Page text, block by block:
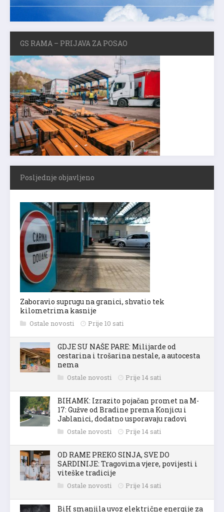
GS RAMA – PRIJAVA ZA POSAO
Posljednje objavljeno
Zaboravio suprugu na granici, shvatio tek
kilometrima kasnije
Ostale novosti Prije 10 sati
GDJE SU NAŠE PARE: Milijarde od
cestarina i trošarina nestale, a autocesta
nema
Ostale novosti Prije 14 sati
BIHAMK: Izrazito pojačan promet na M-
17: Gužve od Bradine prema Konjicu i
Jablanici, dodatno usporavaju radovi
Ostale novosti Prije 14 sati
OD RAME PREKO SINJA, SVE DO
SARDINIJE: Tragovima vjere, povijesti i
viteške tradicije
Ostale novosti Prije 14 sati
BiH smanjila uvoz električne energije za